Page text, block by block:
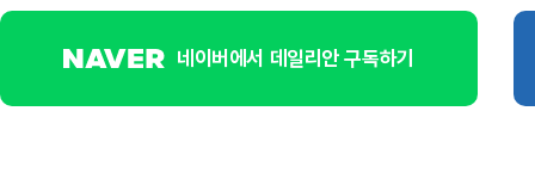
네이버에서 데일리안 구독하기